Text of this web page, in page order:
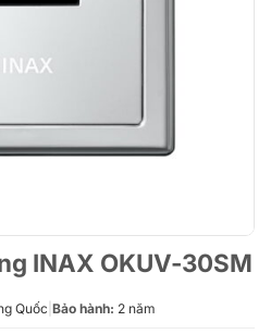
INAX OKUV-30SM
Quốc Bảo hành: 2 năm